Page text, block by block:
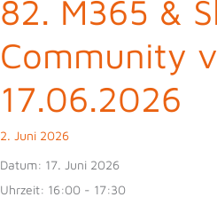
82. M365 &
Community
17.06.2026
2. Juni 2026
Datum: 17. Juni 2026
Uhrzeit: 16:00 - 17:30